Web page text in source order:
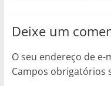
Deixe um
O seu endereço de
Campos obrigatórios